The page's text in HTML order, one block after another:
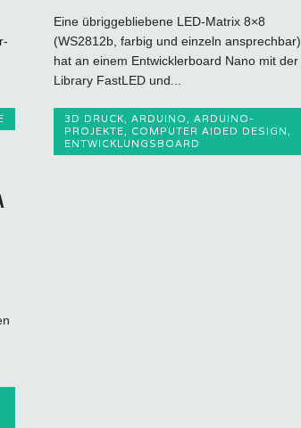
Eine übriggebliebene LED-Matrix 8×8
(WS2812b, farbig und einzeln ansprechbar)
hat an einem Entwicklerboard Nano mit der
Library FastLED und...
3D DRUCK ,ARDUINO ,ARDUINO-
PROJEKTE
COMPUTER AIDED DESIGN
ENTWICKLUNGSBOARD